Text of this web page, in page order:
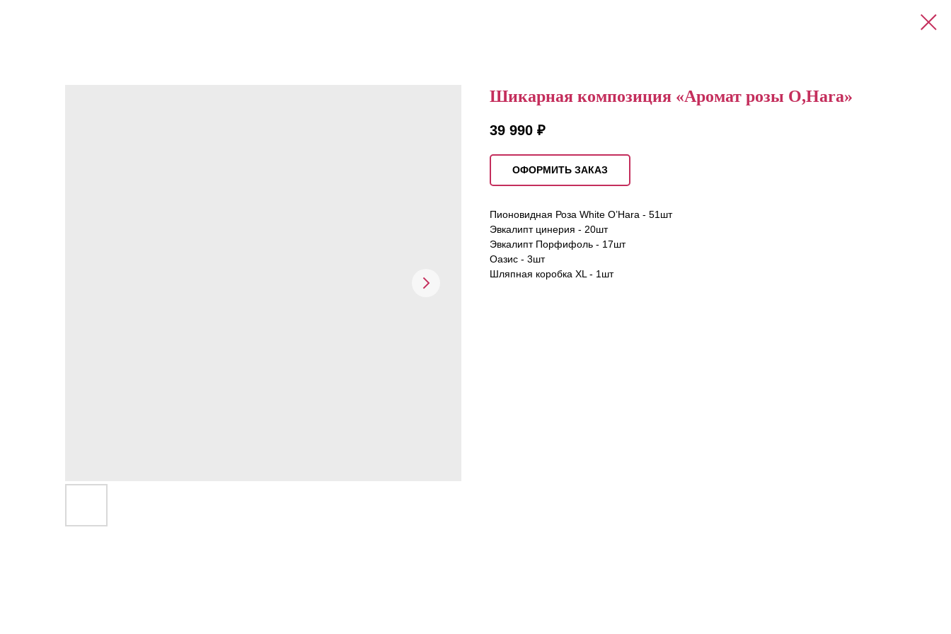
Шикарная композиция «Аромат розы O,Hara»
39 990 ₽
ОФОРМИТЬ ЗАКАЗ
Пионовидная Роза White O’Hara - 51шт
Эвкалипт цинерия - 20шт
Эвкалипт Порфифоль - 17шт
Оазис - 3шт
Шляпная коробка XL - 1шт